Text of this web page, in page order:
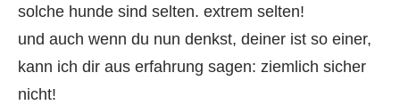
solche hunde sind selten. extrem selten!
und auch wenn du nun denkst, deiner ist so einer,
kann ich dir aus erfahrung sagen: ziemlich sicher
nicht!